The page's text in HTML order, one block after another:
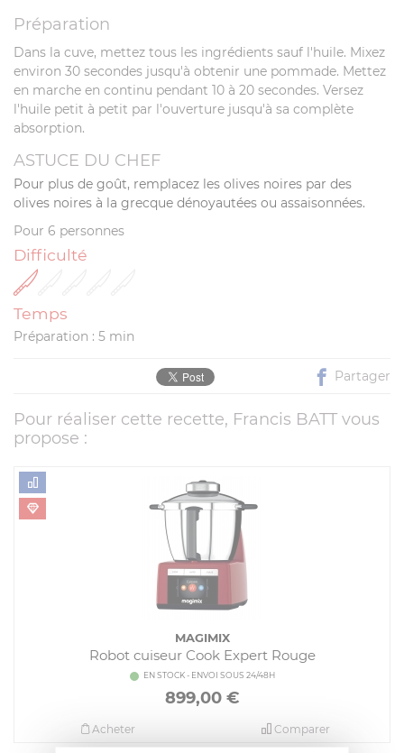
Préparation
Dans la cuve, mettez tous les ingrédients sauf l'huile. Mixez
environ 30 secondes jusqu'à obtenir une pommade. Mettez
en marche en continu pendant 10 à 20 secondes. Versez
l'huile petit à petit par l'ouverture jusqu'à sa complète
absorption.
ASTUCE DU CHEF
Pour plus de goût, remplacez les olives noires par des
olives noires à la grecque dénoyautées ou assaisonnées.
Pour 6 personnes
Difficulté
Temps
Préparation : 5 min
Partager
Pour réaliser cette recette, Francis BATT vous
propose :
MAGIMIX
Robot cuiseur Cook Expert Rouge
EN STOCK - ENVOI SOUS 24/48H
899,00€
Comparer
Acheter